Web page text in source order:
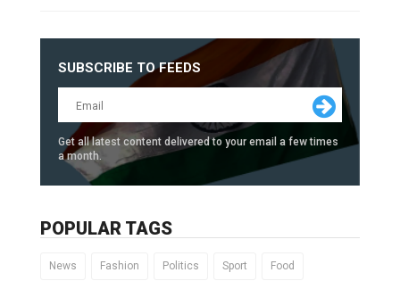
SUBSCRIBE TO FEEDS
Get all latest content delivered to your email a few times
a month.
POPULAR TAGS
News Fashion Politics Sport Food